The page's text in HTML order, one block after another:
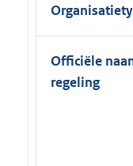
Officiële
regeling